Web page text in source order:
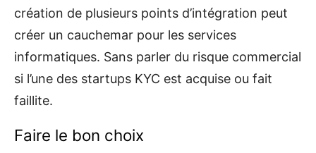
création de plusieurs points d’intégration peut
créer un cauchemar pour les services
informatiques. Sans parler du risque commercial
si l’une des startups KYC est acquise ou fait
faillite.
Faire le bon choix